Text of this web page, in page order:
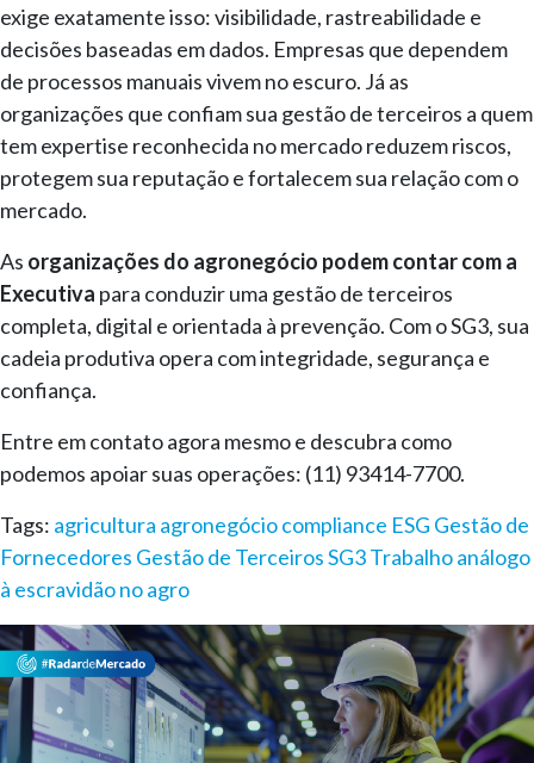
exige exatamente isso: visibilidade, rastreabilidade e
decisões baseadas em dados. Empresas que dependem
de processos manuais vivem no escuro. Já as
organizações que confiam sua gestão de terceiros a quem
tem expertise reconhecida no mercado reduzem riscos,
protegem sua reputação e fortalecem sua relação com o
mercado.
As organizações do agronegócio podem contar com a
Executiva para conduzir uma gestão de terceiros
completa, digital e orientada à prevenção. Com o SG3, sua
cadeia produtiva opera com integridade, segurança e
confiança.
Entre em contato agora mesmo e descubra como
podemos apoiar suas operações: (11) 93414-7700.
Tags: agricultura agronegóciocompliance ESG Gestão de
Fornecedores Gestão de TerceirosSG3Trabalho análogo
à escravidão no agro